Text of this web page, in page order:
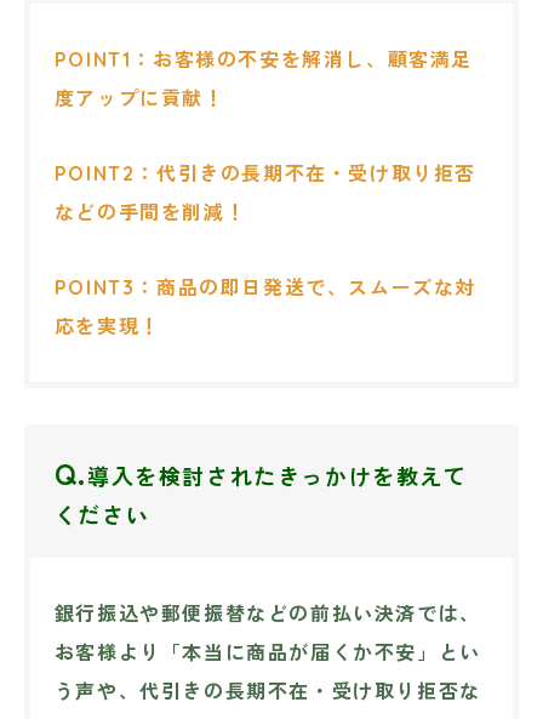
POINT1：お客様の不安を解消し、顧客満足
度アップに貢献！
POINT2：代引きの長期不在・受け取り拒否
などの手間を削減！
POINT3：商品の即日発送で、スムーズな対
応を実現！
Q.導入を検討されたきっかけを教えて
ください
銀行振込や郵便振替などの前払い決済では、
お客様より「本当に商品が届くか不安」とい
う声や、代引きの長期不在・受け取り拒否な